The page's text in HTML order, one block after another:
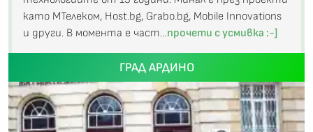
като МТелеком, Host.bg, Grabo.bg, Mobile Innovations
и други. В момента е част…прочети с усмивка :-]
ГРАД АРДИНО